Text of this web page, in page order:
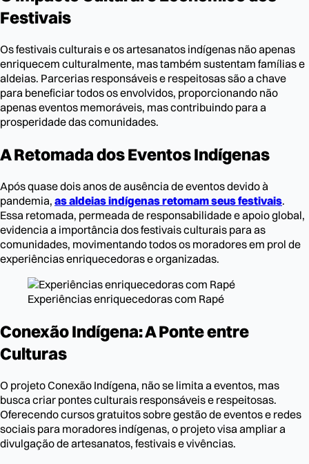
Festivais
Os festivais culturais e os artesanatos indígenas não apenas
enriquecem culturalmente, mas também sustentam famílias e
aldeias. Parcerias responsáveis e respeitosas são a chave
para beneficiar todos os envolvidos, proporcionando não
apenas eventos memoráveis, mas contribuindo para a
prosperidade das comunidades.
A Retomada dos Eventos Indígenas
Após quase dois anos de ausência de eventos devido à
pandemia, as aldeias indígenas retomam seus festivais.
Essa retomada, permeada de responsabilidade e apoio global,
evidencia a importância dos festivais culturais para as
comunidades, movimentando todos os moradores em prol de
experiências enriquecedoras e organizadas.
Experiências enriquecedoras com Rapé
Conexão Indígena: A Ponte entre
Culturas
O projeto Conexão Indígena, não se limita a eventos, mas
busca criar pontes culturais responsáveis e respeitosas.
Oferecendo cursos gratuitos sobre gestão de eventos e redes
sociais para moradores indígenas, o projeto visa ampliar a
divulgação de artesanatos, festivais e vivências.